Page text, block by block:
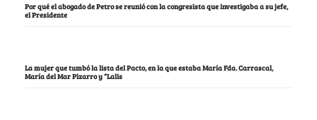
Por qué el abogado de Petro se reunió con la congresista que investigaba a su jefe,
el Presidente
La mujer que tumbó la lista del Pacto, en la que estaba María Fda. Carrascal,
María del Mar Pizarro y “Lalis